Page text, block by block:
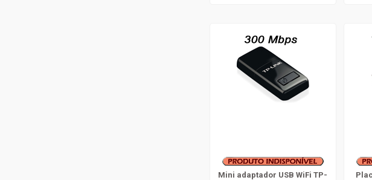
Mini adaptador USB WiFi TP-